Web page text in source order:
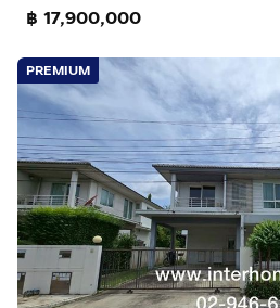
฿ 17,900,000
PREMIUM